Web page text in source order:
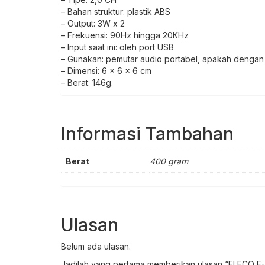
– Bahan struktur: plastik ABS
– Output: 3W x 2
– Frekuensi: 90Hz hingga 20KHz
– Input saat ini: oleh port USB
– Gunakan: pemutar audio portabel, apakah
– Dimensi: 6 x 6 x 6 cm
– Berat: 146g.
Informasi Tambahan
Berat 400 gram
Ulasan
Belum ada ulasan.